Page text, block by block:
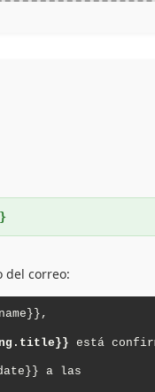
del correo:
está
a las